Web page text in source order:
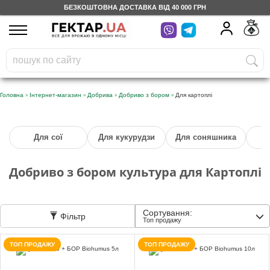
БЕЗКОШТОВНА ДОСТАВКА ВІД 40 000 ГРН
UA
На вашому
бонусному рахунку
грн
Безкоштовно по Україні
Категорії
Щоденник
Доставка
Відгуки
Головна » Інтернет-магазин » Добрива » Добриво з бором » Для картоплі
Для сої Для кукурудзи Для соняшника
Добриво з бором культура для Картоплі
Фільтр Сортування:
Топ продажу
ТОП ПРОДАЖУ ТОП ПРОДАЖУ